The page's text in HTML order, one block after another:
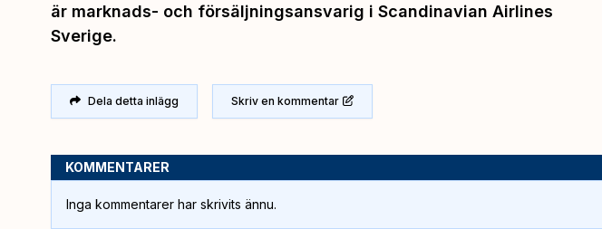
är marknads- och försäljningsansvarig i Scandinavian Airlines
Sverige.
Dela detta inlägg Skriv en kommentar
KOMMENTARER
Inga kommentarer har skrivits ännu.